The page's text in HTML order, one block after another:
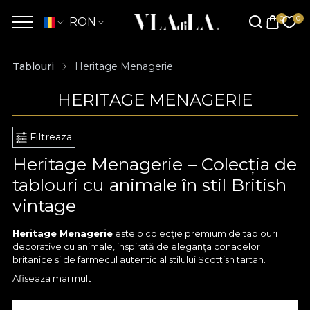
RON
Tablouri Heritage Menagerie
HERITAGE MENAGERIE
Filtreaza
Heritage Menagerie – Colecția de
tablouri cu animale în stil British
vintage
Heritage Menagerie este o colecție premium de tablouri
decorative cu animale, inspirată de eleganța conacelor
britanice și de farmecul autentic al stilului Scottish tartan.
Fiecare piesă îmbină planșe ilustrate vintage cu animale nobile
fundaluri în carouri British plaid, creând un decor statement cu
Afiseaza mai mult